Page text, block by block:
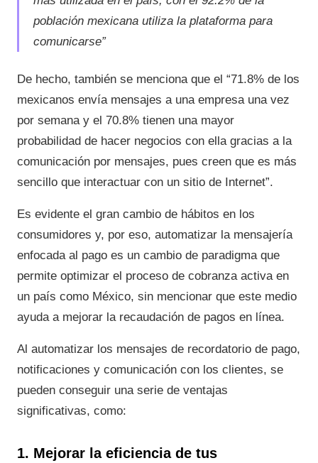
población mexicana utiliza la plataforma para
comunicarse”
De hecho, también se menciona que el “71.8% de los
mexicanos envía mensajes a una empresa una vez
por semana y el 70.8% tienen una mayor
probabilidad de hacer negocios con ella gracias a la
comunicación por mensajes, pues creen que es más
sencillo que interactuar con un sitio de Internet”.
Es evidente el gran cambio de hábitos en los
consumidores y, por eso, automatizar la mensajería
enfocada al pago es un cambio de paradigma que
permite optimizar el proceso de cobranza activa en
un país como México, sin mencionar que este medio
ayuda a mejorar la recaudación de pagos en línea.
Al automatizar los mensajes de recordatorio de pago,
notificaciones y comunicación con los clientes, se
pueden conseguir una serie de ventajas
significativas, como:
1. Mejorar la eficiencia de tus